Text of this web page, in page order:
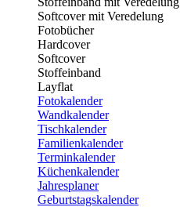
Softcover mit Veredelung
Fotobücher
Hardcover
Softcover
Stoffeinband
Layflat
Fotokalender
Wandkalender
Tischkalender
Familienkalender
Terminkalender
Küchenkalender
Jahresplaner
Geburtstagskalender